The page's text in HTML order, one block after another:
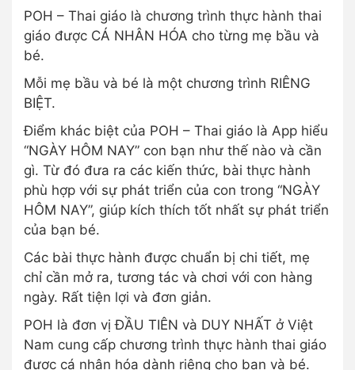
POH – Thai giáo là chương trình thực hành thai
giáo được CÁ NHÂN HÓA cho từng mẹ bầu và
bé.
Mỗi mẹ bầu và bé là một chương trình RIÊNG
BIỆT.
Điểm khác biệt của POH – Thai giáo là App hiểu
“NGÀY HÔM NAY” con bạn như thế nào và cần
gì. Từ đó đưa ra các kiến thức, bài thực hành
phù hợp với sự phát triển của con trong “NGÀY
HÔM NAY”, giúp kích thích tốt nhất sự phát triển
của bạn bé.
Các bài thực hành được chuẩn bị chi tiết, mẹ
chỉ cần mở ra, tương tác và chơi với con hàng
ngày. Rất tiện lợi và đơn giản.
POH là đơn vị ĐẦU TIÊN và DUY NHẤT ở Việt
Nam cung cấp chương trình thực hành thai giáo
được cá nhân hóa dành riêng cho bạn và bé.